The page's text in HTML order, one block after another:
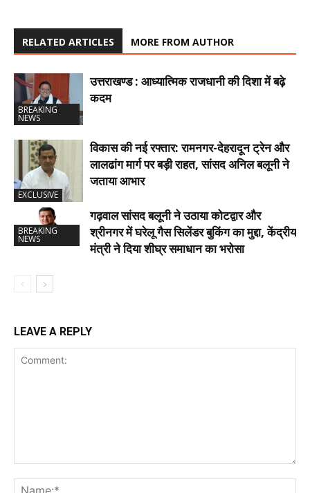
RELATED ARTICLES MORE FROM AUTHOR
BREAKING
NEWS
उत्तराखण्ड : आध्यात्मिक राजधानी की दिशा में बढ़े
कदम
EXCLUSIVE
विकास की नई रफ्तार: रामनगर-देहरादून ट्रेन और
लालढांग मार्ग पर बड़ी राहत, सांसद अनिल बलूनी ने
जताया आभार
BREAKING
NEWS
गढ़वाल सांसद बलूनी ने उठाया कोटद्वार और
श्रीनगर में घरेलू गैस सिलेंडर बुकिंग का मुद्दा, केंद्रीय
मंत्री ने दिया शीघ्र समाधान का भरोसा
LEAVE A REPLY